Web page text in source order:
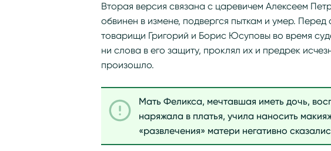
Вторая версия связана с царевичем Алексеем
обвинен в измене, подвергся пыткам и умер. Перед
товарищи Григорий и Борис Юсуповы во время
ни слова в его защиту, проклял их и предрек
произошло.
Мать Феликса, мечтавшая иметь дочь,
наряжала в платья, учила наносить
«развлечения» матери негативно